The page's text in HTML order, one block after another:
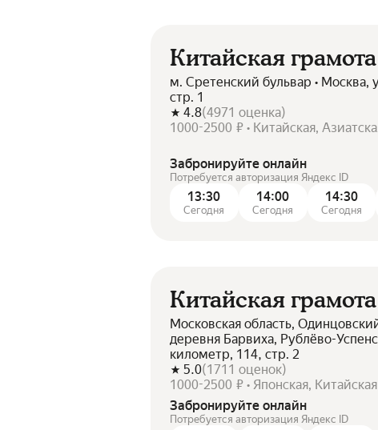
Китайская грамота
м. Сретенский бульвар • Москва,
стр. 1
4.8(4971 оценка)
1000-2500 ₽ • Китайская,
Забронируйте онлайн
Потребуется авторизация Яндекс ID
13:30
Сегодня
14:00
Сегодня
14:30
Сегодня
Китайская грамота
Московская область,
деревня Барвиха, Рублёво-
километр, 114, стр. 2
5.0(1711 оценок)
1000-2500 ₽ • Японская, Китайская
Забронируйте онлайн
Потребуется авторизация Яндекс ID